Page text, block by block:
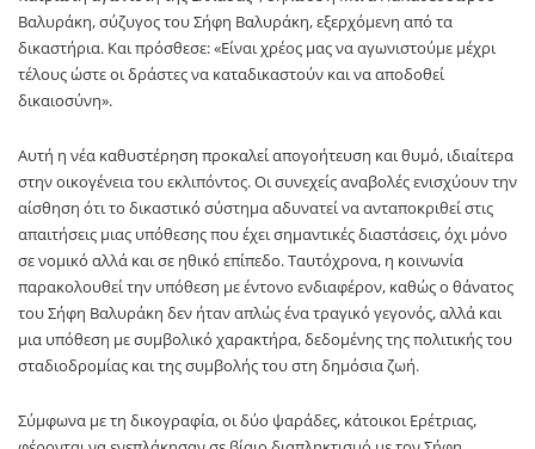
Βαλυράκη, σύζυγος του Σήφη Βαλυράκη, εξερχόμενη από τα
δικαστήρια. Και πρόσθεσε: «Είναι χρέος μας να αγωνιστούμε μέχρι
τέλους ώστε οι δράστες να καταδικαστούν και να αποδοθεί
δικαιοσύνη».
Αυτή η νέα καθυστέρηση προκαλεί απογοήτευση και θυμό, ιδιαίτερα
στην οικογένεια του εκλιπόντος. Οι συνεχείς αναβολές ενισχύουν την
αίσθηση ότι το δικαστικό σύστημα αδυνατεί να ανταποκριθεί στις
απαιτήσεις μιας υπόθεσης που έχει σημαντικές διαστάσεις, όχι μόνο
σε νομικό αλλά και σε ηθικό επίπεδο. Ταυτόχρονα, η κοινωνία
παρακολουθεί την υπόθεση με έντονο ενδιαφέρον, καθώς ο θάνατος
του Σήφη Βαλυράκη δεν ήταν απλώς ένα τραγικό γεγονός, αλλά και
μια υπόθεση με συμβολικό χαρακτήρα, δεδομένης της πολιτικής του
σταδιοδρομίας και της συμβολής του στη δημόσια ζωή.
Σύμφωνα με τη δικογραφία, οι δύο ψαράδες, κάτοικοι Ερέτριας,